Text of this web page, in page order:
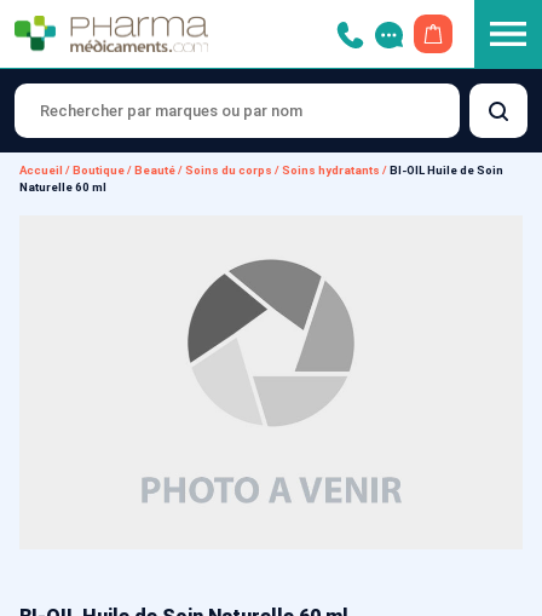
Accueil / Boutique/ Beauté/Soins du corps /Soins hydratants / BI-OIL Huile de Soin
Naturelle 60 ml